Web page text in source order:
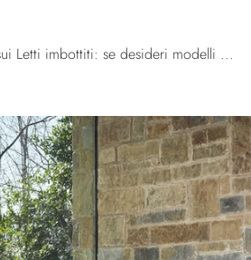
Clicca e scopri di più sui Letti imbottiti: se desideri modelli matrimoniali moderni, il modello Rendez-Vous Calligaris fa per te.